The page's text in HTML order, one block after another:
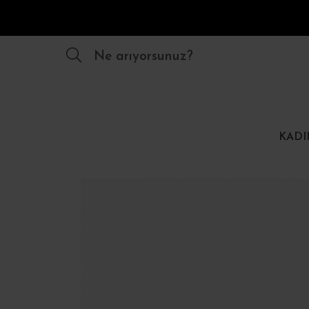
Ne arıyorsunuz?